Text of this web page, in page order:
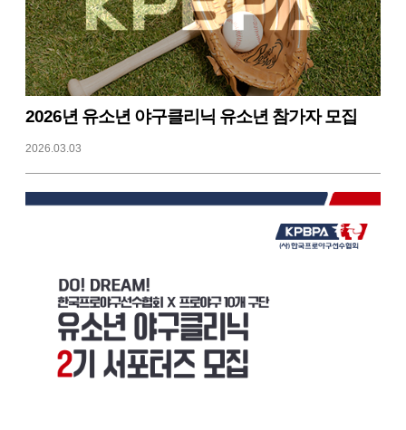
2026년 유소년 야구클리닉 유소년 참가자 모집
2026.03.03